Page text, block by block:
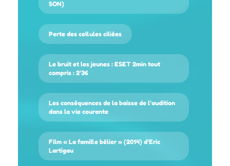
SON)
Perte des cellules ciliées
Le bruit et les jeunes : ESET 2min tout
compris : 2’36
Les conséquences de la baisse de l’audition
dans la vie courante
Film « La famille bélier » (2014) d’Eric
Lartigau